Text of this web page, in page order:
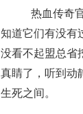
热血传奇
知道它们有没有
没看不起盟总省
真睛了，听到动
生死之间。